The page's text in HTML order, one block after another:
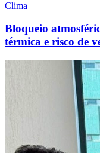
Clima
Bloqueio
térmica e risco de